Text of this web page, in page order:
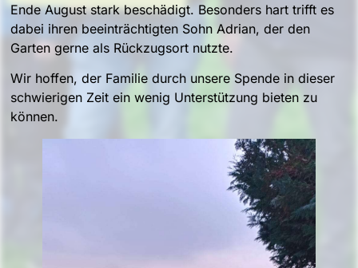
Ende August stark beschädigt. Besonders hart trifft es
dabei ihren beeinträchtigten Sohn Adrian, der den
Garten gerne als Rückzugsort nutzte.
Wir hoffen, der Familie durch unsere Spende in dieser
schwierigen Zeit ein wenig Unterstützung bieten zu
können.